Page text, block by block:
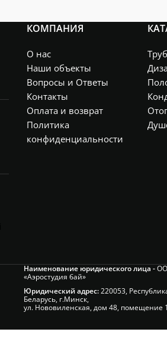
КОМПАНИЯ
О нас
Наши объекты
Вопросы и Ответы
Контакты
Оплата и возврат
Политика
конфиденциальности
Наименование юридического лица -
«Аэростудия бай»
Юридический адрес:220053,
Беларусь, г.Минск,
ул. Нововиленская, дом 48, помещение